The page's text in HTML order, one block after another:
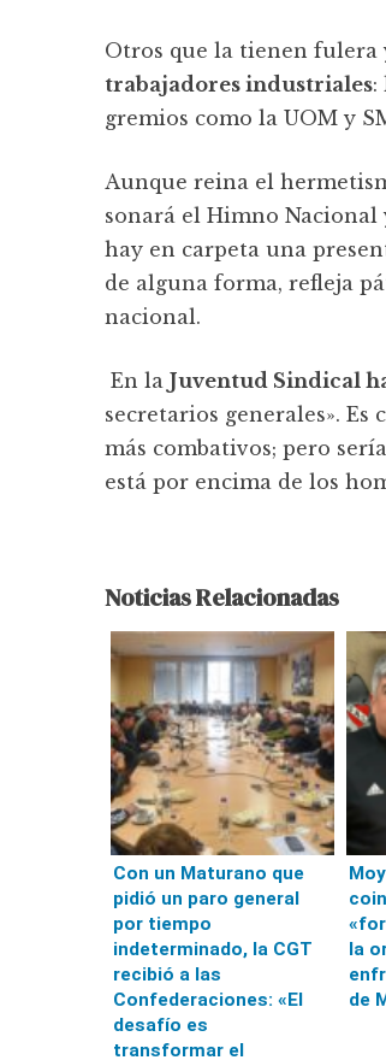
Otros que la tienen fulera
trabajadores industriales:
gremios como la UOM y
Aunque reina el
sonará el Himno Nacional
hay en carpeta una
de alguna forma, refleja
nacional.
En la Juventud Sindical
secretarios generales».
más combativos; pero
está por encima de los
Noticias Relacionadas
Con un Maturano que
pidió un paro general
por tiempo
indeterminado, la CGT
recibió a las
Confederaciones: «El
desafío es
transformar el
la
de